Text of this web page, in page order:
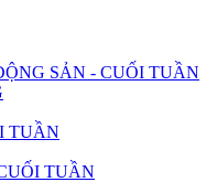
SẢN - CUỐI TUẦN
TUẦN
TUẦN